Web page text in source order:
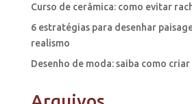
Curso de cerâmica: como evitar
6 estratégias para desenhar
realismo
Desenho de moda: saiba como